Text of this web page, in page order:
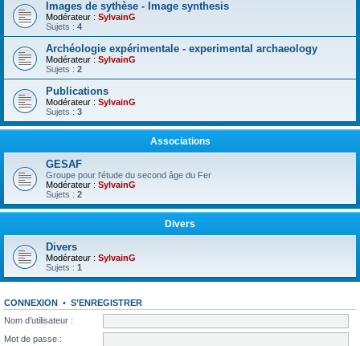
Images de sythèse - Image synthesis
Modérateur : SylvainG
Sujets : 4
Archéologie expérimentale - experimental archaeology
Modérateur : SylvainG
Sujets : 2
Publications
Modérateur : SylvainG
Sujets : 3
Associations
GESAF
Groupe pour l'étude du second âge du Fer
Modérateur : SylvainG
Sujets : 2
Divers
Divers
Modérateur : SylvainG
Sujets : 1
CONNEXION • S’ENREGISTRER
Nom d’utilisateur :
Mot de passe :